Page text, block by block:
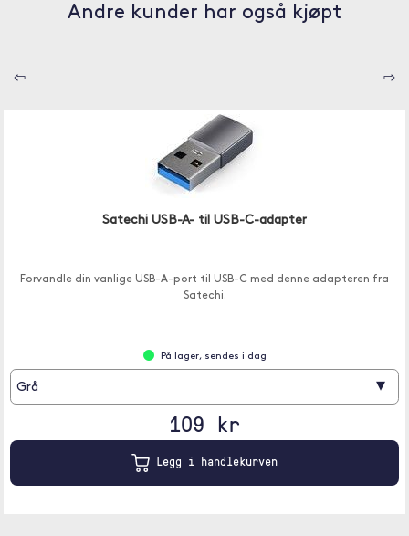
Andre kunder har også kjøpt
⇦ ⇨
Satechi USB-A- til USB-C-adapter
Forvandle din vanlige USB-A-port til USB-C med denne adapteren fra
Satechi.
På lager, sendes i dag
Grå ▾
109 kr
Legg i handlekurven